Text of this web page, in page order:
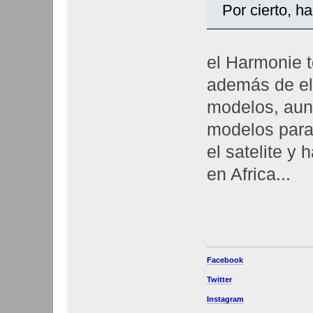
Por cierto,
el Harmonie
además de
modelos,
modelos
el satelite y
en Africa...
Facebook
Twitter
Instagram